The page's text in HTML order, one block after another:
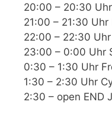
20:00 – 20:30
21:00 – 21:30
22:00 – 22:30 Uhr
23:00 – 0:00 Uhr
0:30 – 1:30 Uhr
1:30 – 2:30 Uhr
2:30 – open END